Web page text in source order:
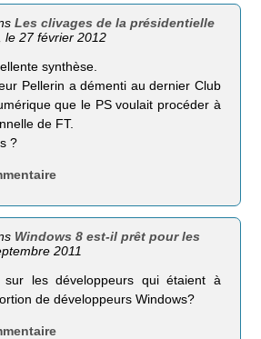
Les clivages de la présidentielle
le 27 février 2012
synthèse.
Pellerin a démenti au dernier Club
que le PS voulait procéder à
de FT.
?
Windows 8 est-il prêt pour les
2011
sur les développeurs qui étaient à
de développeurs Windows?